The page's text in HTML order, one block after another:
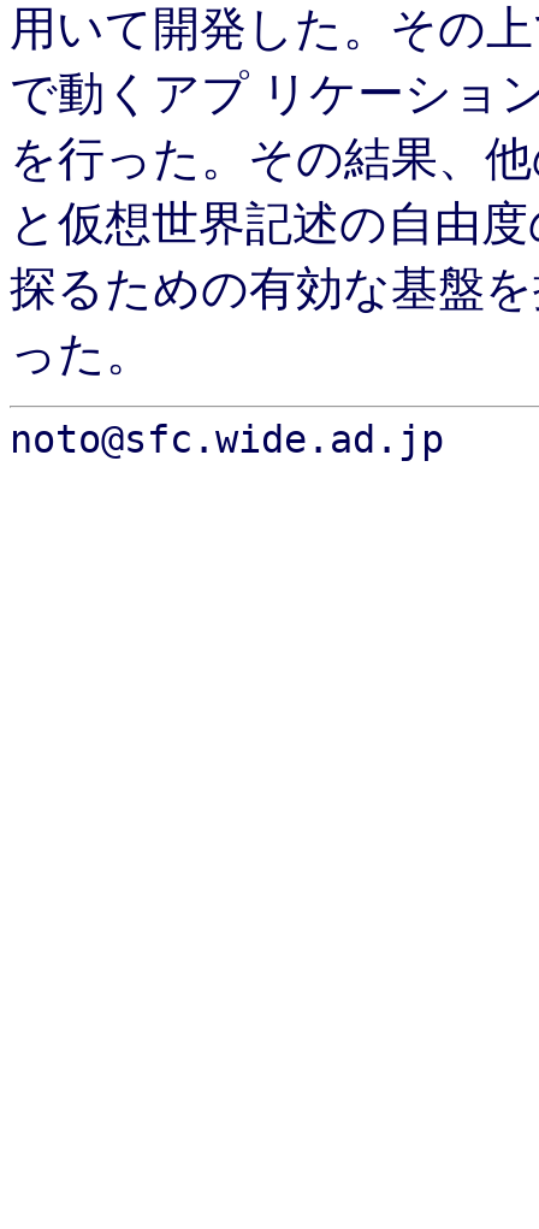
用いて開発した。その
で動くアプ リケーショ
を行った。その結果、
と仮想世界記述の自由
探るための有効な基盤
った。
noto@sfc.wide.ad.jp